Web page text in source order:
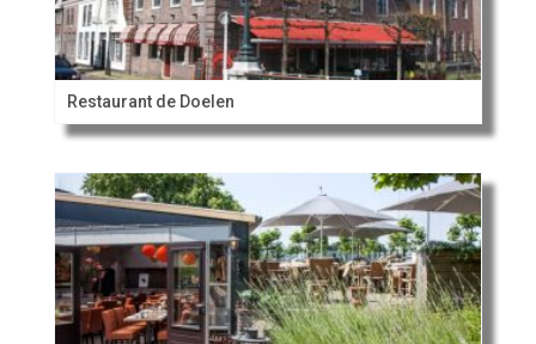
Restaurant de Doelen